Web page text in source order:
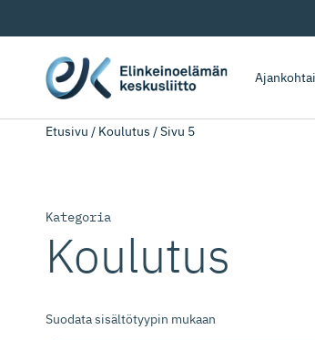
Etusivu / Koulutus /Sivu 5
Kategoria
Koulutus
Suodata sisältötyypin mukaan